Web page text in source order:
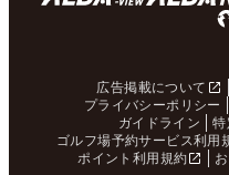
広告掲載について
プライバシーポリシー
ガイドライン
特
ゴルフ場予約サービス利用
ポイント利用規約